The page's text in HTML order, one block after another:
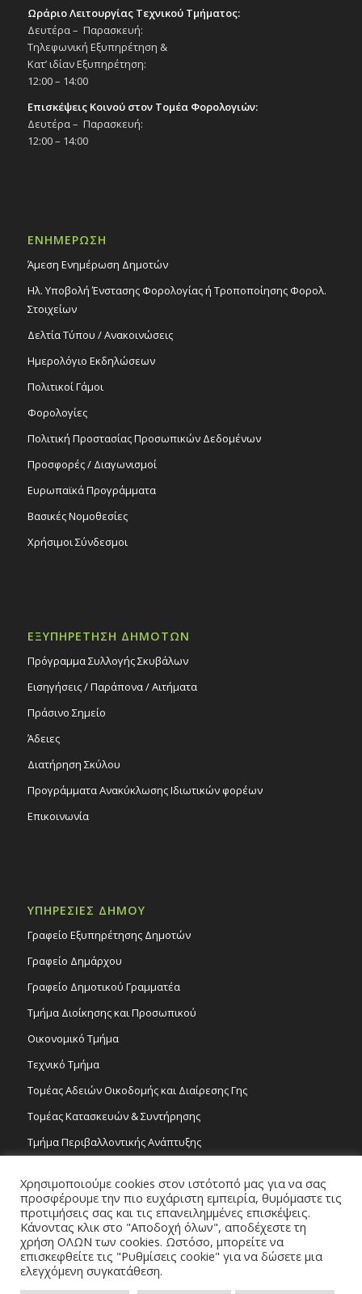
ΦΕΒ
20
Παρουσίαση βιβλίου Κυριάκου Ιακωβίδη
«Ρώσοι και Μικρασιάτες – Πρόσφυγες δύο
χαμένων Αυτοκρατοριών στην Κύπρο»,
20/2/26, 19:00 – Μουσείο Εθνομ. Αρχ.
19:00
Εκκλησιαστικό Μουσείο Εθνομάρτυρα
Κυπριανού στον Στρόβολο
ΦΕΒ
27
Μουσικοχορευτική παράσταση «Starry
Night», 27/2/26
Ωράριο Λειτουργίας Τεχνικού Τμήματος:
Δευτέρα – Παρασκευή:
Τηλεφωνική Εξυπηρέτηση &
Κατ’ ιδίαν Εξυπηρέτηση:
12:00 – 14:00
Επισκέψεις Κοινού στον Τομέα Φορολογιών:
Δευτέρα – Παρασκευή:
12:00 – 14:00
ΕΝΗΜΕΡΩΣΗ
Άμεση Ενημέρωση Δημοτών
Ηλ. Υποβολή Ένστασης Φορολογίας ή Τροποποίησης Φορολ.
Στοιχείων
Δελτία Τύπου / Ανακοινώσεις
Ημερολόγιο Εκδηλώσεων
Πολιτικοί Γάμοι
Φορολογίες
Πολιτική Προστασίας Προσωπικών Δεδομένων
Προσφορές / Διαγωνισμοί
Ευρωπαϊκά Προγράμματα
Βασικές Νομοθεσίες
Χρήσιμοι Σύνδεσμοι
ΕΞΥΠΗΡΕΤΗΣΗ ΔΗΜΟΤΩΝ
Πρόγραμμα Συλλογής Σκυβάλων
Εισηγήσεις / Παράπονα / Αιτήματα
Πράσινο Σημείο
Άδειες
Διατήρηση Σκύλου
Προγράμματα Ανακύκλωσης Ιδιωτικών φορέων
Επικοινωνία
ΥΠΗΡΕΣΙΕΣ ΔΗΜΟΥ
Γραφείο Εξυπηρέτησης Δημοτών
Γραφείο Δημάρχου
Γραφείο Δημοτικού Γραμματέα
Τμήμα Διοίκησης και Προσωπικού
Οικονομικό Τμήμα
Τεχνικό Τμήμα
Τομέας Αδειών Οικοδομής και Διαίρεσης Γης
Τομέας Κατασκευών & Συντήρησης
Τμήμα Περιβαλλοντικής Ανάπτυξης
Τομέας Γραμμάτων και Τεχνών
Τροχονομία
Χρησιμοποιούμε cookies στον ιστότοπό μας για να σας
προσφέρουμε την πιο ευχάριστη εμπειρία, θυμόμαστε τις
προτιμήσεις σας και τις επανειλημμένες επισκέψεις.
Κάνοντας κλικ στο "Αποδοχή όλων", αποδέχεστε τη
χρήση ΟΛΩΝ των cookies. Ωστόσο, μπορείτε να
επισκεφθείτε τις "Ρυθμίσεις cookie" για να δώσετε μια
ελεγχόμενη συγκατάθεση.